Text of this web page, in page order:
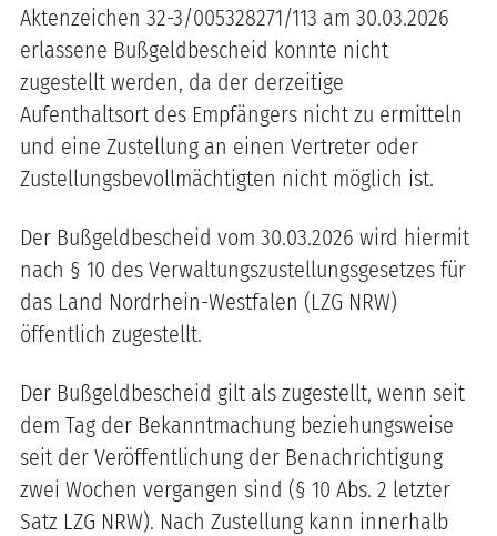
Aktenzeichen 32-3/005328271/113 am 30.03.2026
erlassene Bußgeldbescheid konnte nicht
zugestellt werden, da der derzeitige
Aufenthaltsort des Empfängers nicht zu ermitteln
und eine Zustellung an einen Vertreter oder
Zustellungsbevollmächtigten nicht möglich ist.
Der Bußgeldbescheid vom 30.03.2026 wird hiermit
nach § 10 des Verwaltungszustellungsgesetzes für
das Land Nordrhein-Westfalen (LZG NRW)
öffentlich zugestellt.
Der Bußgeldbescheid gilt als zugestellt, wenn seit
dem Tag der Bekanntmachung beziehungsweise
seit der Veröffentlichung der Benachrichtigung
zwei Wochen vergangen sind (§ 10 Abs. 2 letzter
Satz LZG NRW). Nach Zustellung kann innerhalb